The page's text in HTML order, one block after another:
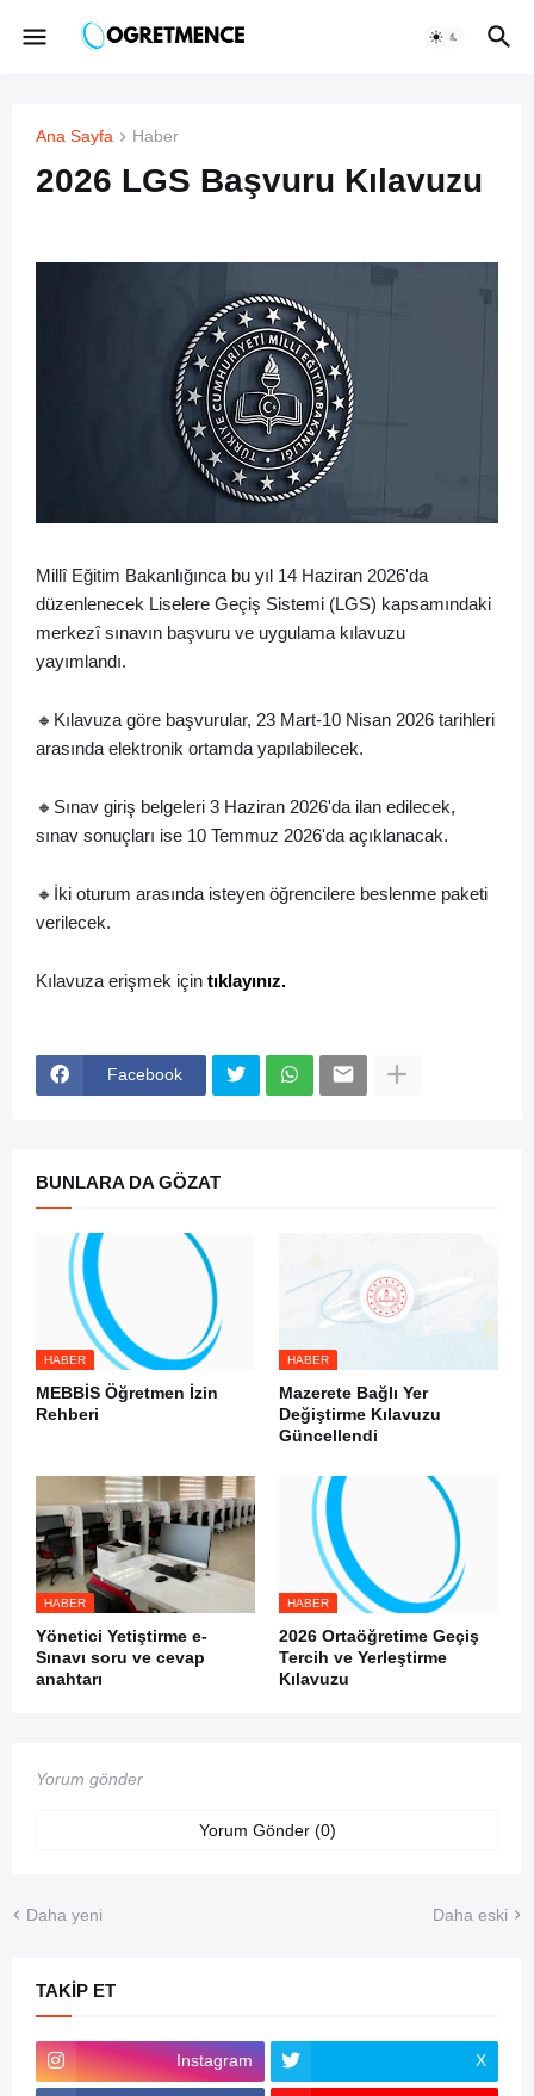
Ana Sayfa Haber
2026 LGS Başvuru Kılavuzu
Millî Eğitim Bakanlığınca bu yıl 14 Haziran 2026'da
düzenlenecek Liselere Geçiş Sistemi (LGS) kapsamındaki
merkezî sınavın başvuru ve uygulama kılavuzu
yayımlandı.
🔸️Kılavuza göre başvurular, 23 Mart-10 Nisan 2026 tarihleri
arasında elektronik ortamda yapılabilecek.
🔸️Sınav giriş belgeleri 3 Haziran 2026'da ilan edilecek,
sınav sonuçları ise 10 Temmuz 2026'da açıklanacak.
🔸️İki oturum arasında isteyen öğrencilere beslenme paketi
verilecek.
Kılavuza erişmek için tıklayınız.
Facebook
BUNLARA DA GÖZAT
HABER
MEBBİS Öğretmen İzin
Rehberi
HABER
Mazerete Bağlı Yer
Değiştirme Kılavuzu
Güncellendi
HABER
Yönetici Yetiştirme e-
Sınavı soru ve cevap
anahtarı
HABER
2026 Ortaöğretime Geçiş
Tercih ve Yerleştirme
Kılavuzu
Yorum gönder
Yorum Gönder (0)
Daha yeni Daha eski
TAKIP ET
Instagram X